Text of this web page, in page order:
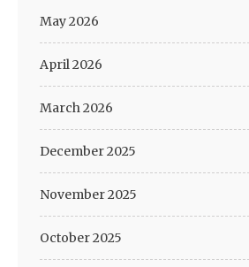
May 2026
April 2026
March 2026
December 2025
November 2025
October 2025